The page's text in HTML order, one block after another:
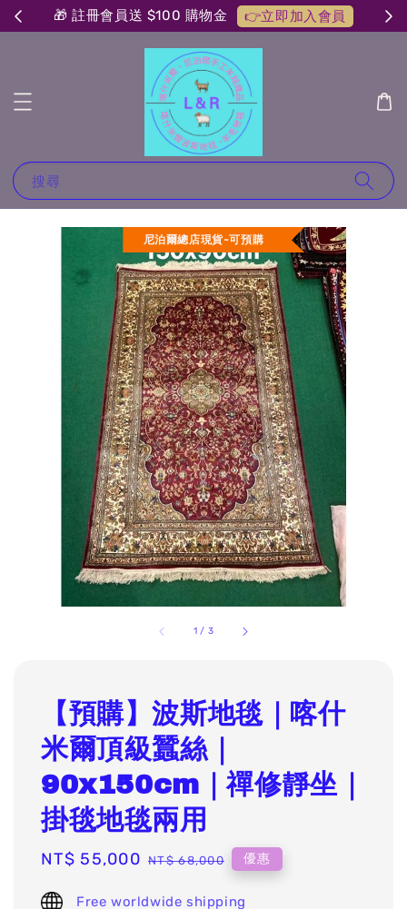
🎁 註冊會員送 $100 購物金 👉立即加入會員
搜尋
1 / 3
尼泊爾總店現貨-可預購
【預購】波斯地毯｜喀什
米爾頂級蠶絲｜
90x150cm｜禪修靜坐｜
掛毯地毯兩用
Sale
NT$ 55,000 Regular
NT$ 68,000 優惠
Free worldwide shipping